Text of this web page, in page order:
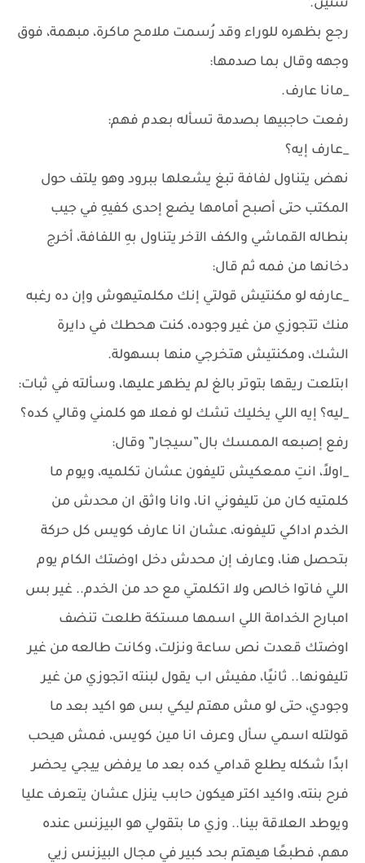
سنين.
رجع بظهره للوراء وقد رُسمت ملامح ماكرة، مبهمة، فوق
وجهه وقال بما صدمها:
_مانا عارف.
رفعت حاجبيها بصدمة تسأله بعدم فهم:
_عارف إيه؟
نهض يتناول لفافة تبغ يشعلها ببرود وهو يلتف حول
المكتب حتى أصبح أمامها يضع إحدى كفيهِ في جيب
بنطاله القماشي والكف الآخر يتناول بهِ اللفافة، أخرج
دخانها من فمه ثم قال:
_عارفه لو مكنتيش قولتي إنك مكلمتيهوش وإن ده رغبه
منك تتجوزي من غير وجوده، كنت هحطك في دايرة
الشك، ومكنتيش هتخرجي منها بسهولة.
ابتلعت ريقها بتوتر بالغ لم يظهر عليها، وسألته في ثبات:
_ليه؟ إيه اللي يخليك تشك لو فعلا هو كلمني وقالي كده؟
رفع إصبعه الممسك بال”سيجار” وقال:
_اولاً، انتِ ممعكيش تليفون عشان تكلميه، ويوم ما
كلمتيه كان من تليفوني انا، وانا واثق ان محدش من
الخدم اداكي تليفونه، عشان انا عارف كويس كل حركة
بتحصل هنا، وعارف إن محدش دخل اوضتك الكام يوم
اللي فاتوا خالص ولا اتكلمتي مع حد من الخدم.. غير بس
امبارح الخدامة اللي اسمها مستكة طلعت تنضف
اوضتك قعدت نص ساعة ونزلت، وكانت طالعه من غير
تليفونها.. ثانيًا، مفيش اب يقول لبنته اتجوزي من غير
وجودي، حتى لو مش مهتم ليكي بس هو اكيد بعد ما
قولتله اسمي سأل وعرف انا مين كويس، فمش هيحب
ابدًا شكله يطلع قدامي كده بعد ما يرفض ييجي يحضر
فرح بنته، واكيد اكتر هيكون حابب ينزل عشان يتعرف عليا
ويوطد العلاقة بينا.. وزي ما بتقولي هو البيزنس عنده
مهم، فطبعًا هيهتم بحد كبير في مجال البيزنس زيي